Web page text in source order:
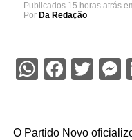
Publicados 15 horas atrás
Por Da Redação
O Partido Novo